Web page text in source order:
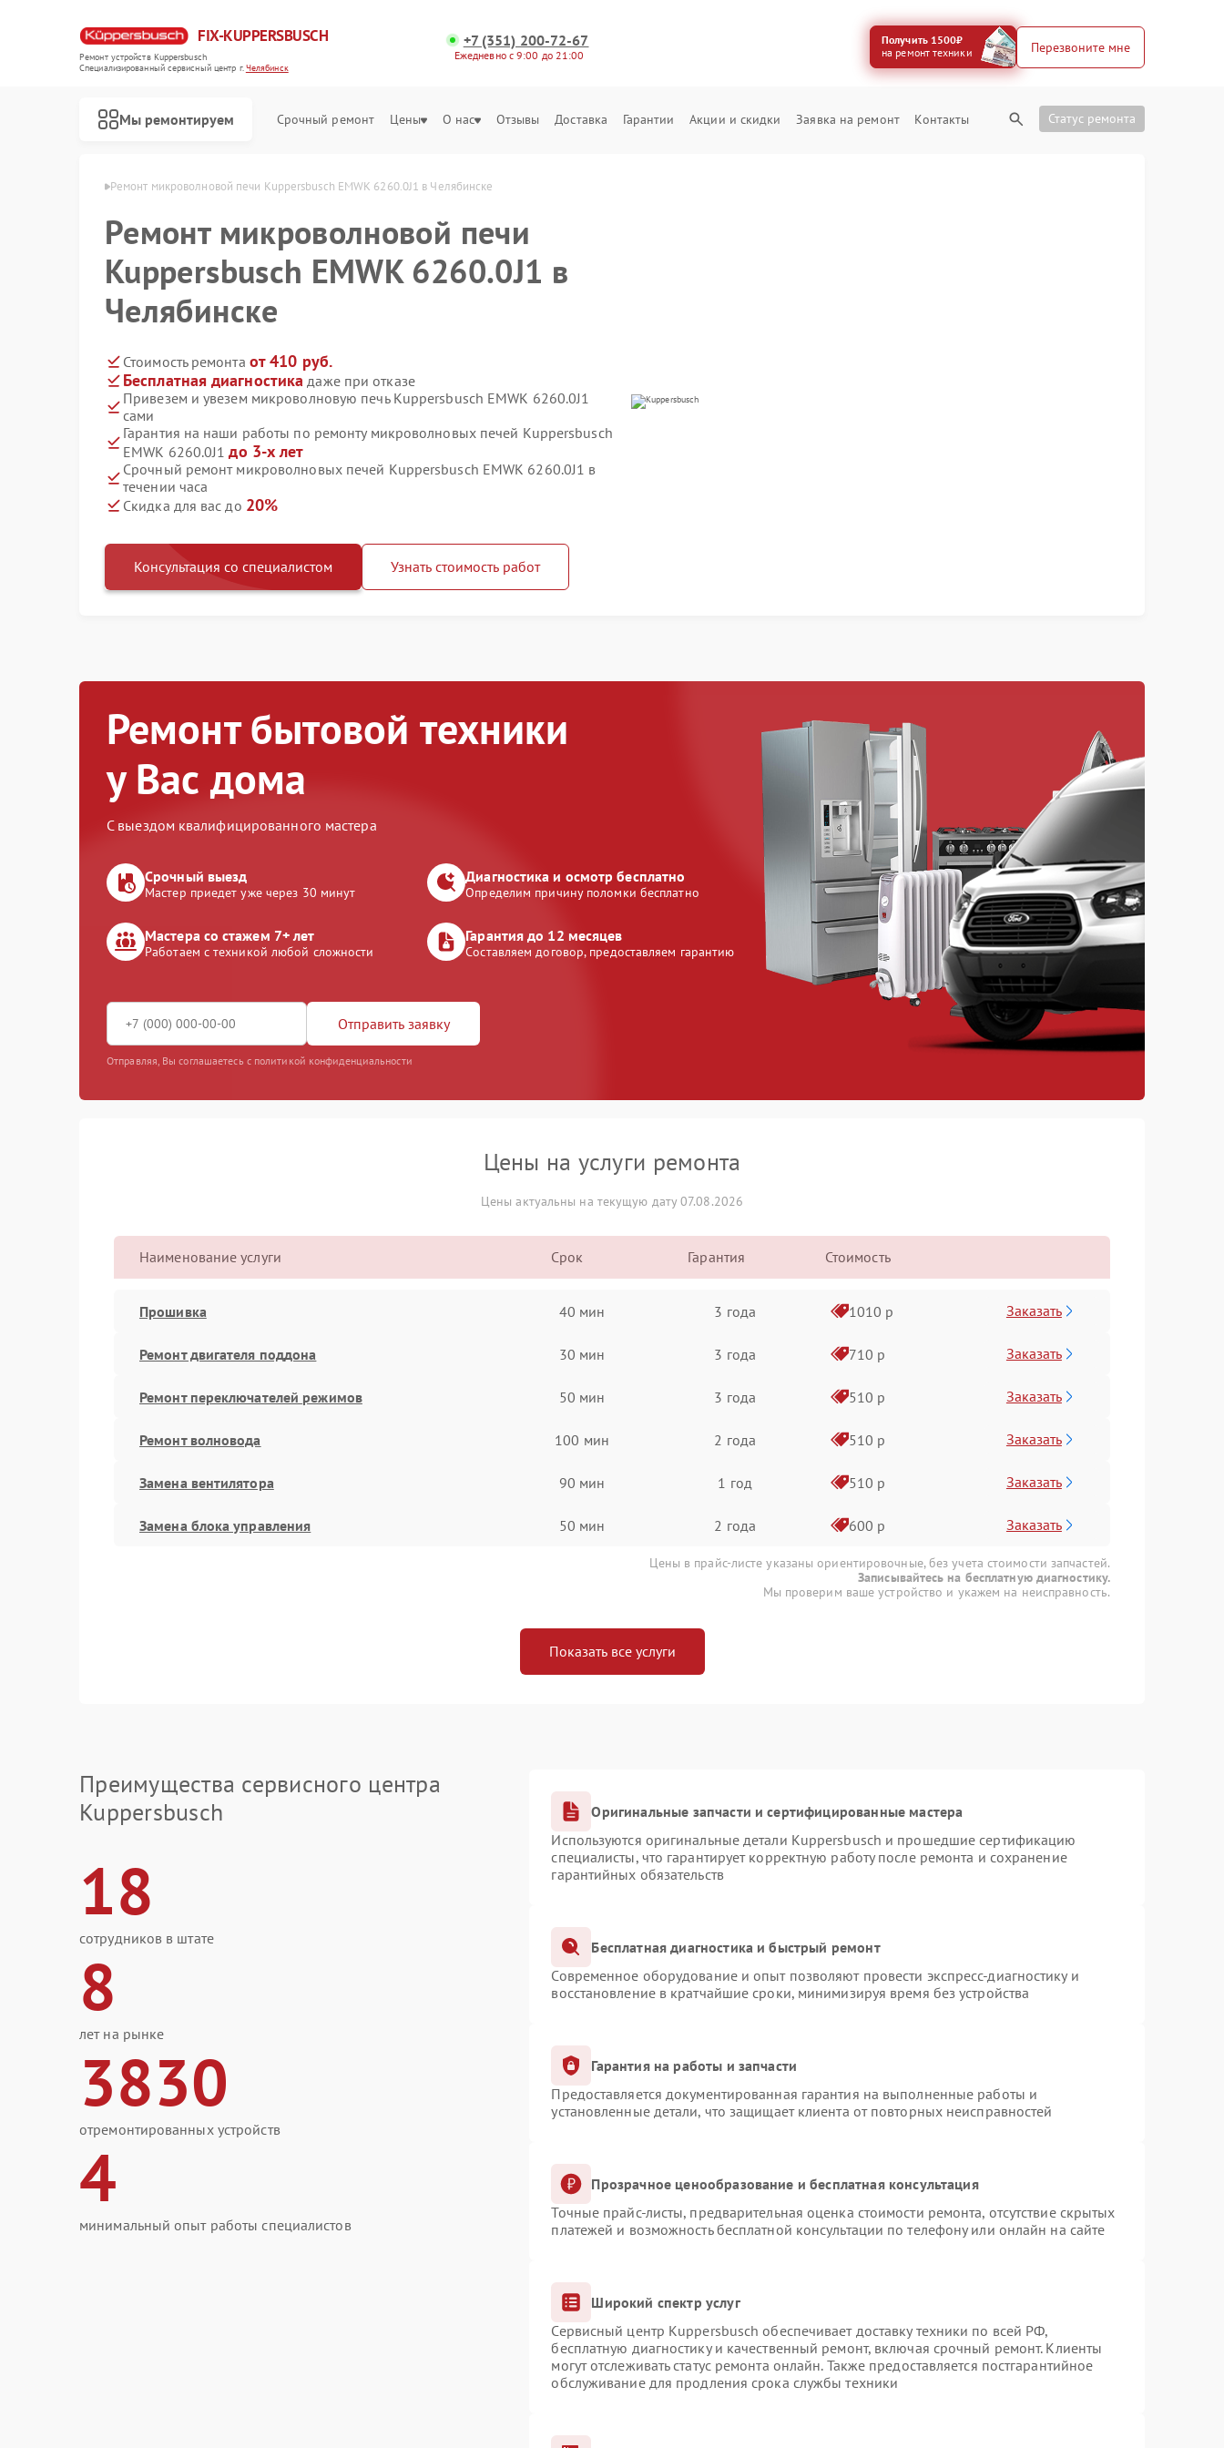
FIX-KUPPERSBUSCH
Ремонт устройств Kuppersbusch
Специализированный cервисный центр г.Челябинск
+7 (351) 200-72-67
Ежедневно с 9:00 до 21:00
Получить 1500₽
на ремонт техники
Перезвоните мне
Мы ремонтируем Срочный ремонт Цены О нас Отзывы Доставка Гарантии Акции и скидки Заявка на ремонт Контакты Статус ремонта
Ремонт микроволновой печи Kuppersbusch EMWK 6260.0J1 в Челябинске
Ремонт микроволновой печи
Kuppersbusch EMWK 6260.0J1 в
Челябинске
Стоимость ремонта от 410 руб.
Бесплатная диагностика даже при отказе
Привезем и увезем микроволновую печь Kuppersbusch EMWK 6260.0J1
сами
Гарантия на наши работы по ремонту микроволновых печей Kuppersbusch
EMWK 6260.0J1до 3-х лет
Срочный ремонт микроволновых печей Kuppersbusch EMWK 6260.0J1 в
течении часа
Скидка для вас до 20%
Консультация со специалистом Узнать стоимость работ
Ремонт бытовой техники
у Вас дома
С выездом квалифицированного мастера
Срочный выезд
Мастер приедет уже через 30 минут
Диагностика и осмотр бесплатно
Определим причину поломки бесплатно
Мастера со стажем 7+ лет
Работаем с техникой любой сложности
Гарантия до 12 месяцев
Составляем договор, предоставляем гарантию
Отправить заявку
Отправляя, Вы соглашаетесь с политикой конфиденциальности
Цены на услуги ремонта
Цены актуальны на текущую дату 07.08.2026
Наименование услуги Срок Гарантия Стоимость
Прошивка 40 мин 3 года 1010 р Заказать
Ремонт двигателя поддона 30 мин 3 года 710 р Заказать
Ремонт переключателей режимов 50 мин 3 года 510 р Заказать
Ремонт волновода 100 мин 2 года 510 р Заказать
Замена вентилятора 90 мин 1 год 510 р Заказать
Замена блока управления 50 мин 2 года 600 р Заказать
Цены в прайс-листе указаны ориентировочные, без учета стоимости запчастей.
Записывайтесь на бесплатную диагностику.
Мы проверим ваше устройство и укажем на неисправность.
Показать все услуги
Преимущества сервисного центра
Kuppersbusch
18
сотрудников в штате
8
лет на рынке
3830
отремонтированных устройств
4
минимальный опыт работы специалистов
Оригинальные запчасти и сертифицированные мастера
Используются оригинальные детали Kuppersbusch и прошедшие сертификацию
специалисты, что гарантирует корректную работу после ремонта и сохранение
гарантийных обязательств
Бесплатная диагностика и быстрый ремонт
Современное оборудование и опыт позволяют провести экспресс-диагностику и
восстановление в кратчайшие сроки, минимизируя время без устройства
Гарантия на работы и запчасти
Предоставляется документированная гарантия на выполненные работы и
установленные детали, что защищает клиента от повторных неисправностей
Прозрачное ценообразование и бесплатная консультация
Точные прайс-листы, предварительная оценка стоимости ремонта, отсутствие скрытых
платежей и возможность бесплатной консультации по телефону или онлайн на сайте
Широкий спектр услуг
Сервисный центр Kuppersbusch обеспечивает доставку техники по всей РФ,
бесплатную диагностику и качественный ремонт, включая срочный ремонт. Клиенты
могут отслеживать статус ремонта онлайн. Также предоставляется постгарантийное
обслуживание для продления срока службы техники